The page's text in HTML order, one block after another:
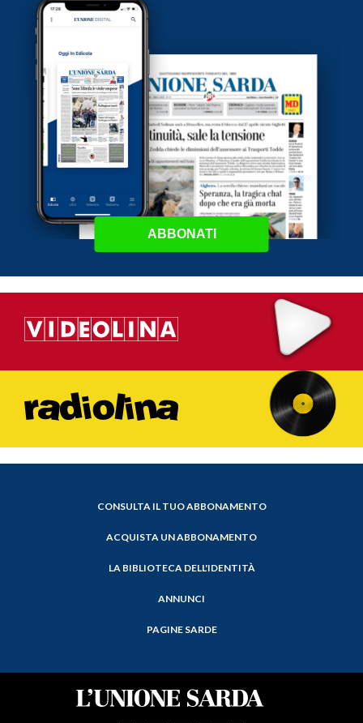
ABBONATI
CONSULTA IL TUO ABBONAMENTO
ACQUISTA UN ABBONAMENTO
LA BIBLIOTECA DELL'IDENTITÀ
ANNUNCI
PAGINE SARDE